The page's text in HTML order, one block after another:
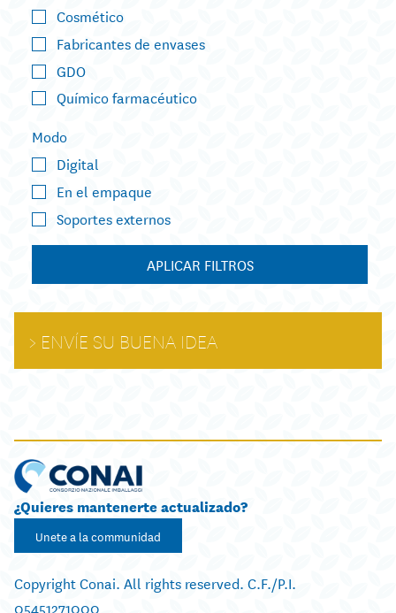
Cosmético
Fabricantes de envases
GDO
Químico farmacéutico
Modo
Digital
En el empaque
Soportes externos
APLICAR FILTROS
ENVÍE SU BUENA IDEA
¿Quieres mantenerte actualizado?
Unete a la communidad
Copyright Conai. All rights reserved. C.F./P.I.
05451271000